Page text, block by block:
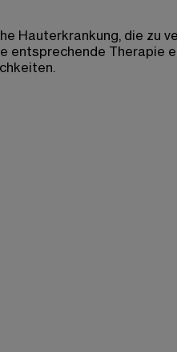
Hauterkrankung, die zu
entsprechende Therapie